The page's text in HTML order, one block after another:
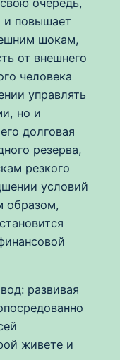
и повышает
шокам,
от внешнего
человека
управлять
но и
долговая
резерва,
резкого
условий
образом,
развивая
живете и